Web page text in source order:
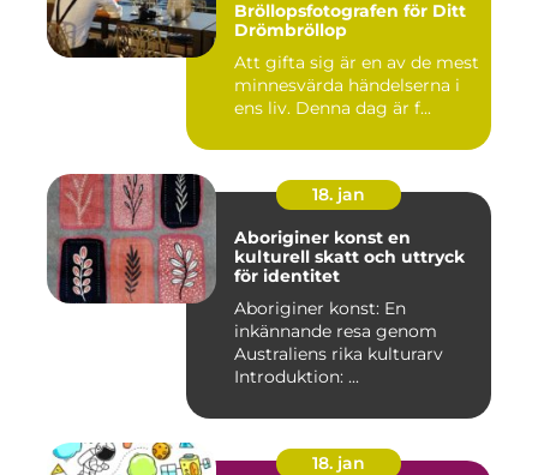
Bröllopsfotografen för Ditt
Drömbröllop
Att gifta sig är en av de mest
minnesvärda händelserna i
ens liv. Denna dag är f...
18. jan
Aboriginer konst en
kulturell skatt och uttryck
för identitet
Aboriginer konst: En
inkännande resa genom
Australiens rika kulturarv
Introduktion: ...
18. jan